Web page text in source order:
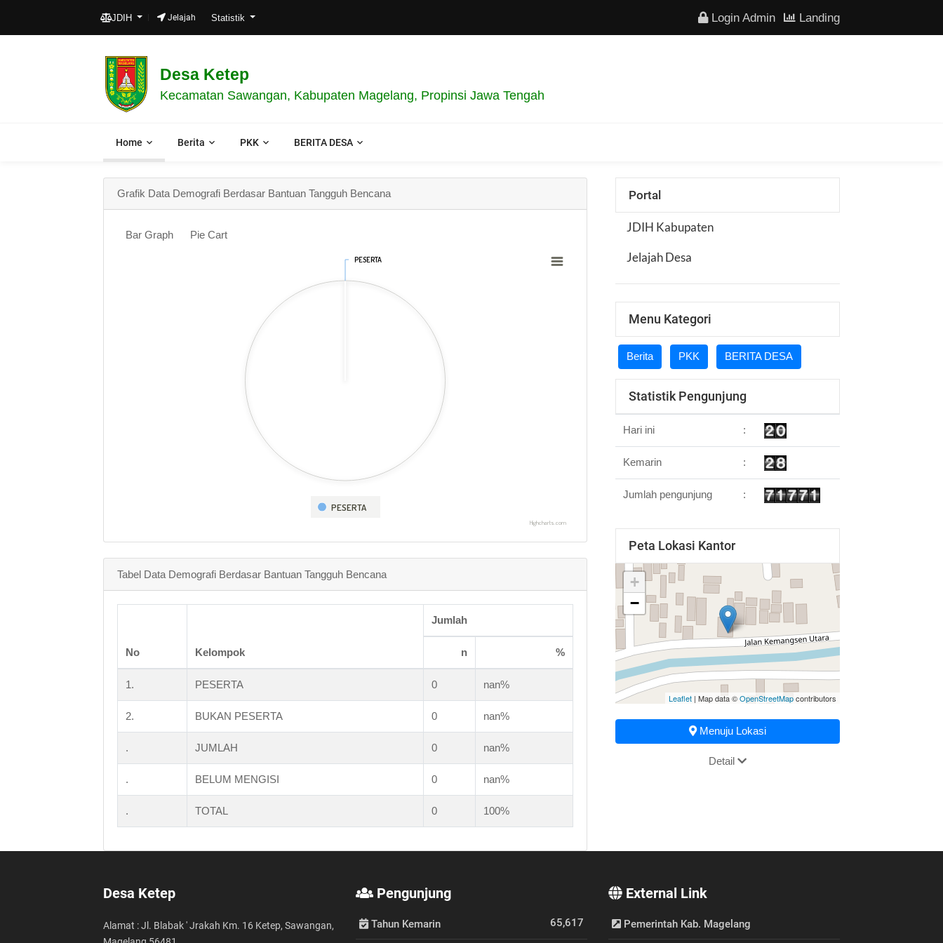
JDIH Jelajah Statistik Login Admin Landing
Desa Ketep
Kecamatan Sawangan, Kabupaten Magelang, Propinsi Jawa Tengah
Home Berita PKK BERITA DESA
Grafik Data Demografi Berdasar Bantuan Tangguh Bencana
Bar Graph Pie Cart
PESERTA
PESERTA
PESERTA
Highcharts.com
Tabel Data Demografi Berdasar Bantuan Tangguh Bencana
No Kelompok
Jumlah
n %
1. PESERTA 0 nan%
2. BUKAN PESERTA 0 nan%
. JUMLAH 0 nan%
. BELUM MENGISI 0 nan%
. TOTAL 0 100%
Portal
JDIH Kabupaten
Jelajah Desa
Menu Kategori
Berita PKK BERITA DESA
Statistik Pengunjung
Hari ini :
Kemarin :
Jumlah pengunjung :
Peta Lokasi Kantor
+
−
Leaflet | Map data ©OpenStreetMapcontributors
Menuju Lokasi
Detail
Desa Ketep
Alamat : Jl. Blabak ' Jrakah Km. 16 Ketep, Sawangan,
Pengunjung
Tahun Kemarin 65,617
External Link
Pemerintah Kab. Magelang